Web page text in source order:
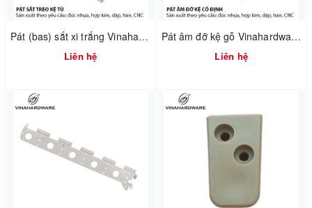
Pát (bas) sắt xi trắng Vinahardware mã 1608.4.60404
Liên hệ
Pát âm đỡ kệ gỗ Vinahardware mã 1608.1.00017
Liên hệ